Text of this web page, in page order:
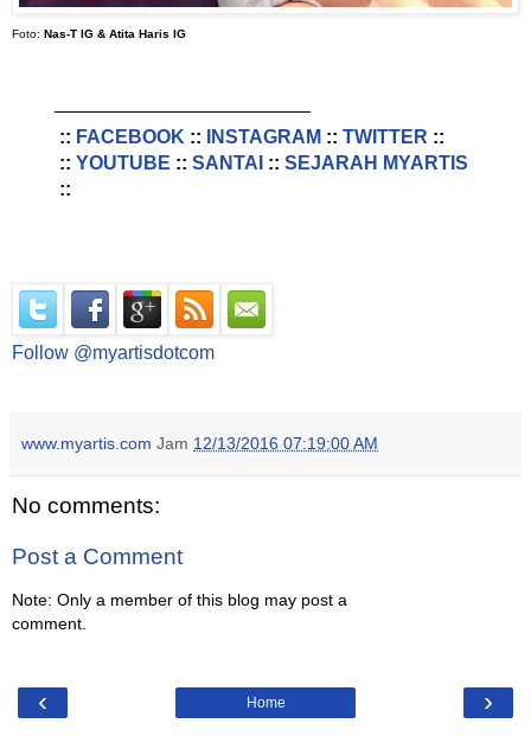
Foto: Nas-T IG & Atita Haris IG
:: FACEBOOK :: INSTAGRAM :: TWITTER ::
:: YOUTUBE :: SANTAI :: SEJARAH MYARTIS
::
Follow @myartisdotcom
www.myartis.com Jam 12/13/2016 07:19:00 AM
No comments:
Post a Comment
Note: Only a member of this blog may post a
comment.
‹ ›
Home